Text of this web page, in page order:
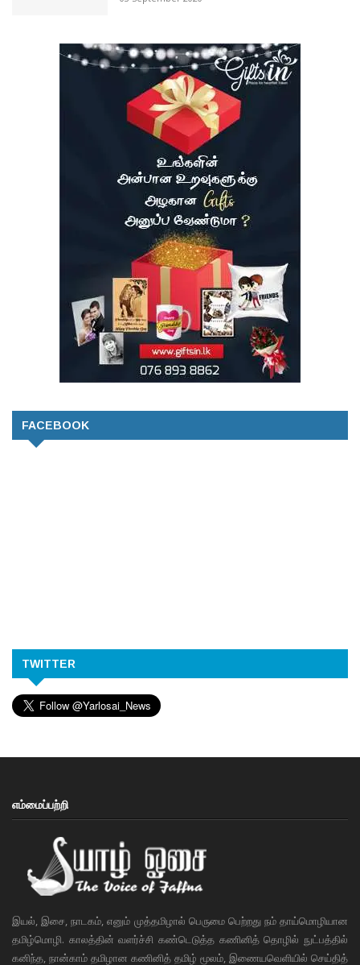
FACEBOOK
TWITTER
எம்மைப்பற்றி
இயல், இசை, நாடகம், எனும் முத்தமிழால் பெருமை பெற்றது நம் தாய்மொழியான
தமிழ்மொழி. காலத்தின் வளர்ச்சி கண்டெடுத்த கணினித் தொழில் நுட்பத்தில்
கனிந்த, நான்காம் தமிழான கணினித் தமிழ் மூலம், இணையவெளியில் செய்தித்